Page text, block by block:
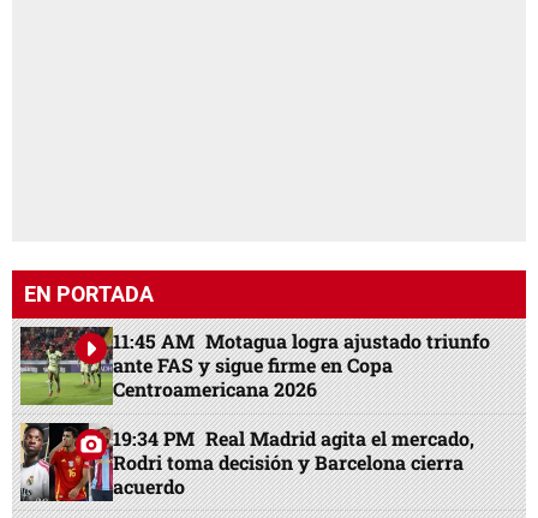
EN PORTADA
11:45 AM Motagua logra ajustado triunfo
ante FAS y sigue firme en Copa
Centroamericana 2026
19:34 PM Real Madrid agita el mercado,
Rodri toma decisión y Barcelona cierra
acuerdo